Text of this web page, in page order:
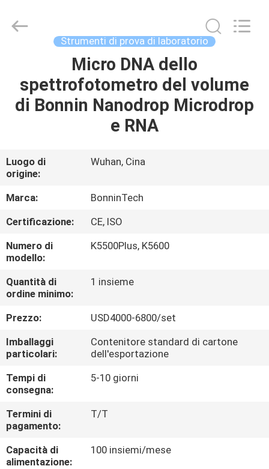
PRODOTTI
CIRCA
NOI
GIRO
DELLA
FABBRICA
CONTROLLO
DI
QUALITÀ
CONTATTICI
RICHIEDA
UNA
microonda
Wuhan
Technology
ECER
Strumenti di prova di laboratorio
Micro DNA dello
spettrofotometro del volume
di Bonnin Nanodrop Microdrop
e RNA
Luogo di
origine:
Wuhan, Cina
Marca:
BonninTech
Certificazione:
CE, ISO
Numero di
modello:
K5500Plus, K5600
Quantità di
ordine minimo:
1 insieme
Prezzo:
USD4000-6800/set
Imballaggi
particolari:
Contenitore standard di cartone
dell'esportazione
Tempi di
consegna:
5-10 giorni
Termini di
pagamento:
T/T
Capacità di
alimentazione:
100 insiemi/mese